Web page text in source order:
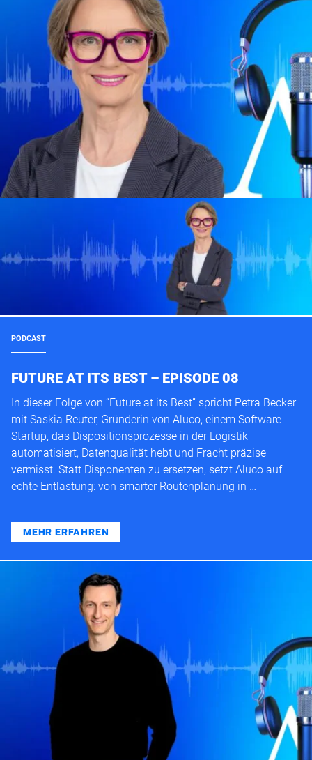
PODCAST
FUTURE AT ITS BEST – EPISODE 08
In dieser Folge von “Future at its Best” spricht Petra Becker
mit Saskia Reuter, Gründerin von Aluco, einem Software-
Startup, das Dispositionsprozesse in der Logistik
automatisiert, Datenqualität hebt und Fracht präzise
vermisst. Statt Disponenten zu ersetzen, setzt Aluco auf
echte Entlastung: von smarter Routenplanung in …
MEHR ERFAHREN